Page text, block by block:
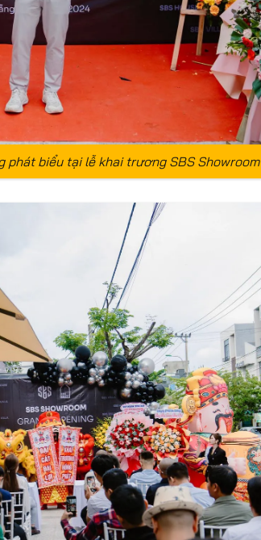
phát biểu tại lễ khai trương SBS Showroom